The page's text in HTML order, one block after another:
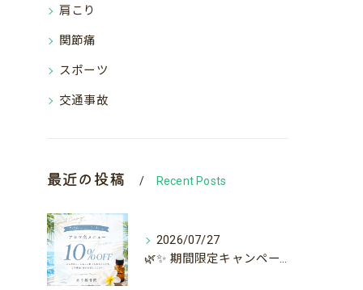
肩こり
関節痛
スポーツ
交通事故
最近の投稿 Recent Posts
2026/07/27
🌿✨ 期間限定キャンペーン ✨🌿